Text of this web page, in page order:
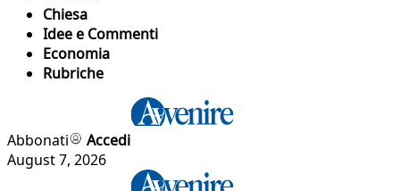
Chiesa
Idee e Commenti
Economia
Rubriche
Abbonati
Accedi
August 7, 2026